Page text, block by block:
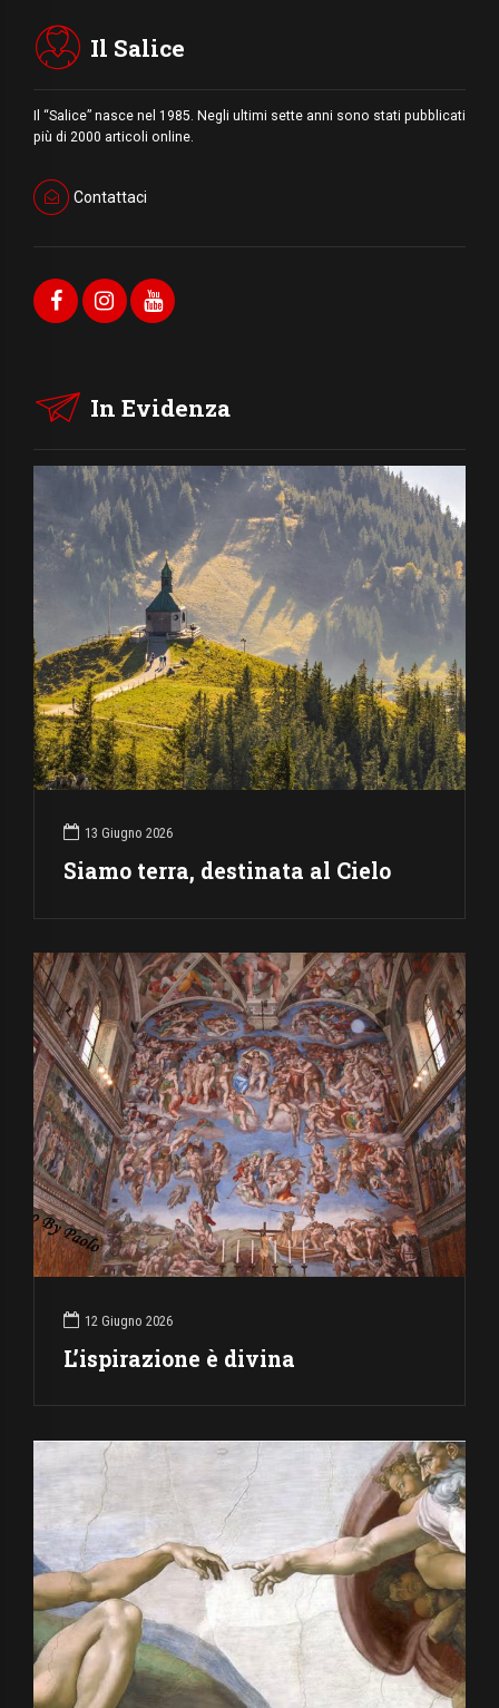
Il Salice
Il “Salice” nasce nel 1985. Negli ultimi sette anni sono stati pubblicati
più di 2000 articoli online.
Contattaci
In Evidenza
13 Giugno 2026
Siamo terra, destinata al Cielo
12 Giugno 2026
L’ispirazione è divina